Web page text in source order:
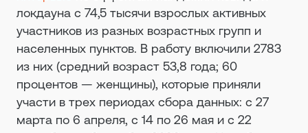
локдауна с 74,5 тысячи взрослых активных
участников из разных возрастных групп и
населенных пунктов. В работу включили 2783
из них (средний возраст 53,8 года; 60
процентов — женщины), которые приняли
участи в трех периодах сбора данных: с 27
марта по 6 апреля, с 14 по 26 мая и с 22